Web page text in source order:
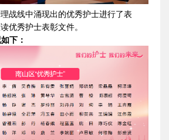
战线中涌现出的优秀护士进行了表
优秀护士表彰文件。
下：